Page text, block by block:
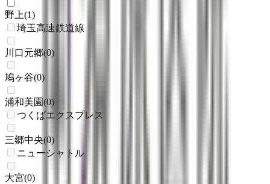
野上(1)
埼玉高速鉄道線
川口元郷(0)
鳩ヶ谷(0)
浦和美園(0)
つくばエクスプレス
三郷中央(0)
ニューシャトル
大宮(0)